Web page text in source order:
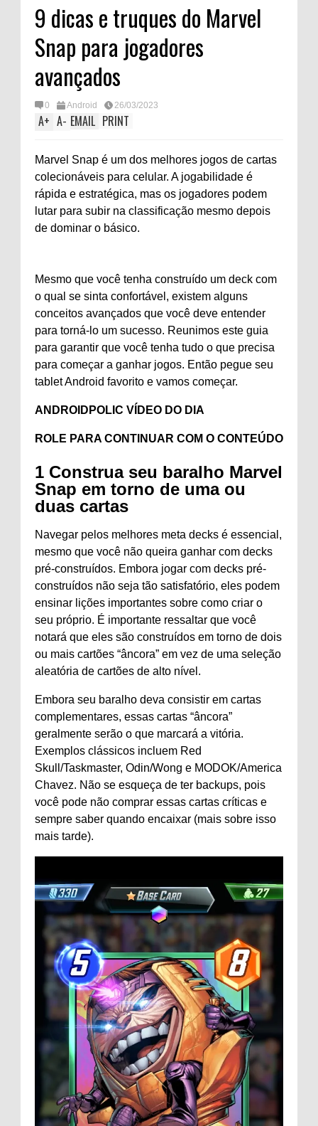
9 dicas e truques do Marvel
Snap para jogadores
avançados
0 Android 26/03/2023
A+ A- EMAIL PRINT
Marvel Snap é um dos melhores jogos de cartas
colecionáveis ​​para celular. A jogabilidade é
rápida e estratégica, mas os jogadores podem
lutar para subir na classificação mesmo depois
de dominar o básico.
Mesmo que você tenha construído um deck com
o qual se sinta confortável, existem alguns
conceitos avançados que você deve entender
para torná-lo um sucesso. Reunimos este guia
para garantir que você tenha tudo o que precisa
para começar a ganhar jogos. Então pegue seu
tablet Android favorito e vamos começar.
ANDROIDPOLIC VÍDEO DO DIA
ROLE PARA CONTINUAR COM O CONTEÚDO
1 Construa seu baralho Marvel
Snap em torno de uma ou
duas cartas
Navegar pelos melhores meta decks é essencial,
mesmo que você não queira ganhar com decks
pré-construídos. Embora jogar com decks pré-
construídos não seja tão satisfatório, eles podem
ensinar lições importantes sobre como criar o
seu próprio. É importante ressaltar que você
notará que eles são construídos em torno de dois
ou mais cartões “âncora” em vez de uma seleção
aleatória de cartões de alto nível.
Embora seu baralho deva consistir em cartas
complementares, essas cartas “âncora”
geralmente serão o que marcará a vitória.
Exemplos clássicos incluem Red
Skull/Taskmaster, Odin/Wong e MODOK/America
Chavez. Não se esqueça de ter backups, pois
você pode não comprar essas cartas críticas e
sempre saber quando encaixar (mais sobre isso
mais tarde).